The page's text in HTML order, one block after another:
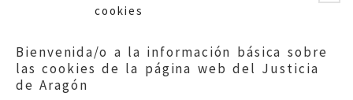
cookies
Bienvenida/o a la información básica sobre
las cookies de la página web del Justicia
de Aragón